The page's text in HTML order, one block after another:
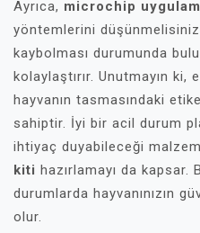
Ayrıca, microchip
yöntemlerini düşünmelisiniz.
kaybolması durumunda
kolaylaştırır. Unutmayın
hayvanın tasmasındaki
sahiptir. İyi bir acil durum
ihtiyaç duyabileceği
kiti hazırlamayı da kapsar.
durumlarda hayvanınızın
olur.